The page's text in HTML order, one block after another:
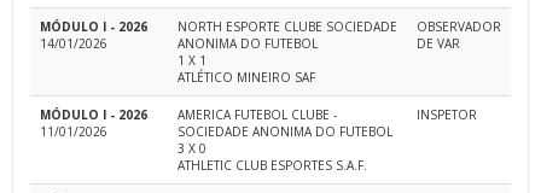
MÓDULO I - 2026
14/01/2026
NORTH ESPORTE CLUBE SOCIEDADE
ANONIMA DO FUTEBOL
1 X 1
ATLÉTICO MINEIRO SAF
OBSERVADOR
DE VAR
MÓDULO I - 2026
11/01/2026
AMERICA FUTEBOL CLUBE -
SOCIEDADE ANONIMA DO FUTEBOL
3 X 0
ATHLETIC CLUB ESPORTES S.A.F.
INSPETOR